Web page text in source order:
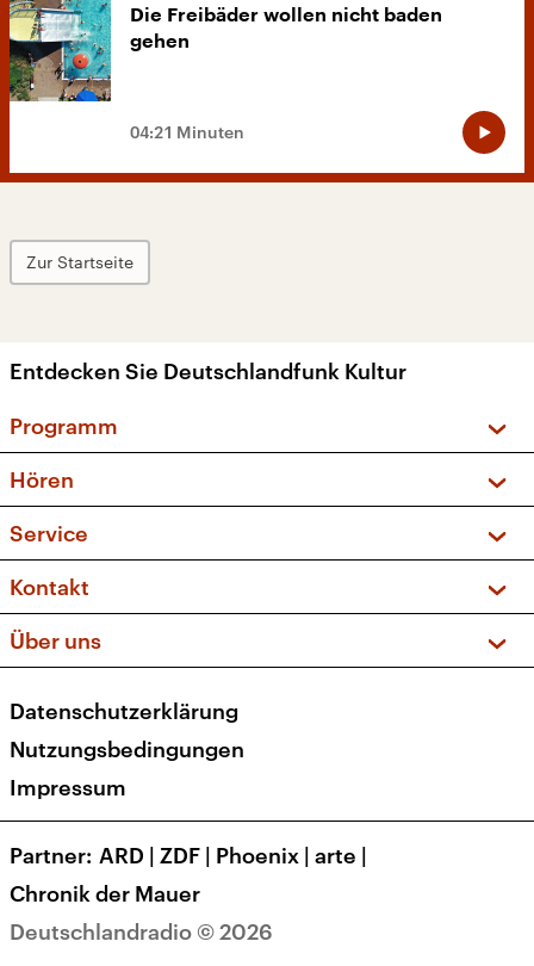
Die Freibäder wollen nicht baden
gehen
04:21 Minuten
Zur Startseite
Entdecken Sie Deutschlandfunk Kultur
Programm
Sendungen und Podcasts
Musikliste
Kakadu – Das Kinderprogramm
Hören
Frequenzen (UKW + DAB+)
Service
FAQ
Apps
Newsletter
Kontakt
Social Media
Über uns
Presse
Karriere
Transparenz
Deutschlandradio © 2026
Datenschutzerklärung
Nutzungsbedingungen
Impressum
Partner ARD | ZDF | Phoenix | arte |
Chronik der Mauer